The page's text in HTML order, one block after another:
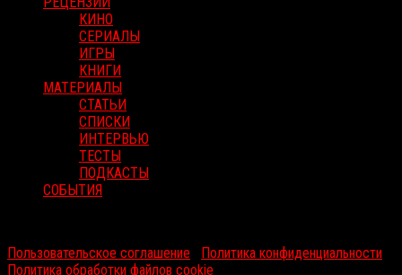
КИНО
СЕРИАЛЫ
ИГРЫ
КНИГИ
МАТЕРИАЛЫ
СТАТЬИ
СПИСКИ
ИНТЕРВЬЮ
ТЕСТЫ
ПОДКАСТЫ
СОБЫТИЯ
Пользовательское соглашение
Политика конфиденциальности
Политика обработки файлов cookie